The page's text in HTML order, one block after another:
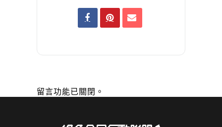
留言功能已關閉。